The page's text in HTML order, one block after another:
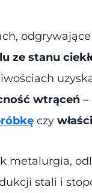
ze stanu
wtrąceń –
czy
metalurgia,
stali i